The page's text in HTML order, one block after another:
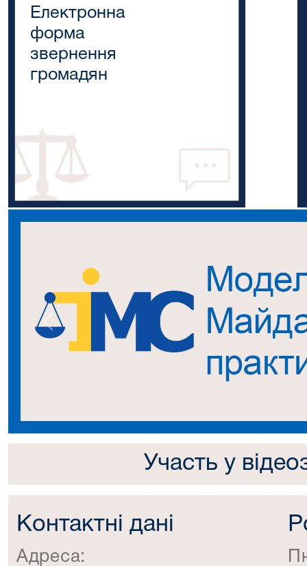
Електронна
форма
звернення
громадян
Попередній
Участь у
Контактні дані
Адреса: